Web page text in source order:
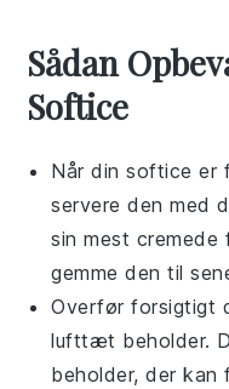
Sådan
Softice
Når dinsoftice er
servere den med
sin mest cremede
gemme den til
Overfør forsigtigt
lufttæt beholder.
beholder, der